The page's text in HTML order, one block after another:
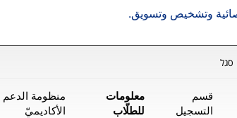
وتشخيص وتسويق.
סגל
قسم
التسجيل
معلومات
للطلّاب
منظومة الدعم
الأكاديميّ